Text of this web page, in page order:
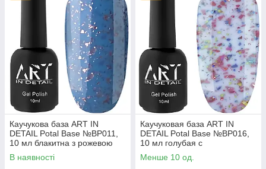
Каучукова база ART IN
DETAIL Potal Base №BP011,
10 мл блакитна з рожевою
поталлю
В наявності
Каучуковая база ART IN
DETAIL Potal Base №BP016,
10 мл голубая с
разноцветной поталью
Менше 10 од.